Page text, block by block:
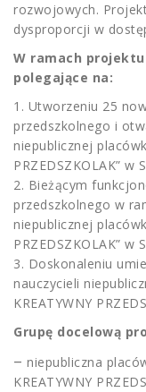
rozwojowych.
dysproporcji w
W ramach
polegające na:
1. Utworzeniu 25
przedszkolnego i
niepublicznej
PRZEDSZKOLAK” w
2. Bieżącym
przedszkolnego w
niepublicznej
PRZEDSZKOLAK” w
3. Doskonaleniu
nauczycieli
KREATYWNY
Grupę docelową
– niepubliczna
KREATYWNY